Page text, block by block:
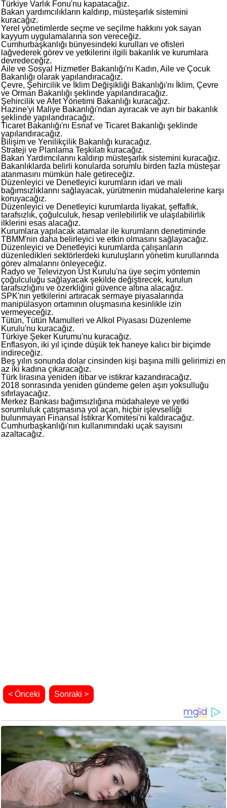
Türkiye Varlık Fonu'nu kapatacağız.
Bakan yardımcılıkların kaldırıp, müsteşarlık sistemini
kuracağız.
Yerel yönetimlerde seçme ve seçilme hakkını yok sayan
kayyum uygulamalarına son vereceğiz.
Cumhurbaşkanlığı bünyesindeki kurulları ve ofisleri
lağvederek görev ve yetkilerini ilgili bakanlık ve kurumlara
devredeceğiz.
Aile ve Sosyal Hizmetler Bakanlığı'nı Kadın, Aile ve Çocuk
Bakanlığı olarak yapılandıracağız.
Çevre, Şehircilik ve İklim Değişikliği Bakanlığı'nı İklim, Çevre
ve Orman Bakanlığı şeklinde yapılandıracağız.
Şehircilik ve Afet Yönetimi Bakanlığı kuracağız.
Hazine'yi Maliye Bakanlığı'ndan ayıracak ve ayrı bir bakanlık
şeklinde yapılandıracağız.
Ticaret Bakanlığı'nı Esnaf ve Ticaret Bakanlığı şeklinde
yapılandıracağız.
Bilişim ve Yenilikçilik Bakanlığı kuracağız.
Strateji ve Planlama Teşkilatı kuracağız.
Bakan Yardımcılarını kaldırıp müsteşarlık sistemini kuracağız.
Bakanlıklarda belirli konularda sorumlu birden fazla müsteşar
atanmasını mümkün hale getireceğiz.
Düzenleyici ve Denetleyici kurumların idari ve mali
bağımsızlıklarını sağlayacak, yürütmenin müdahalelerine karşı
koruyacağız.
Düzenleyici ve Denetleyici kurumlarda liyakat, şeffaflık,
tarafsızlık, çoğulculuk, hesap verilebilirlik ve ulaşılabilirlik
ilklerini esas alacağız.
Kurumlara yapılacak atamalar ile kurumların denetiminde
TBMM'nin daha belirleyici ve etkin olmasını sağlayacağız.
Düzenleyici ve Denetleyici kurumlarda çalışanların
düzenledikleri sektörlerdeki kuruluşların yönetim kurullarında
görev almalarını önleyeceğiz.
Radyo ve Televizyon Üst Kurulu'na üye seçim yöntemin
çoğulculuğu sağlayacak şekilde değiştirecek, kurulun
tarafsızlığını ve özerkliğini güvence altına alacağız.
SPK'nın yetkilerini artıracak sermaye piyasalarında
manipülasyon ortamının oluşmasına kesinlikle izin
vermeyeceğiz.
Tütün, Tütün Mamulleri ve Alkol Piyasası Düzenleme
Kurulu'nu kuracağız.
Türkiye Şeker Kurumu'nu kuracağız.
Enflasyon, iki yıl içinde düşük tek haneye kalıcı bir biçimde
indireceğiz.
Beş yılın sonunda dolar cinsinden kişi başına milli gelirimizi en
az iki kadına çıkaracağız.
Türk lirasına yeniden itibar ve istikrar kazandıracağız.
2018 sonrasında yeniden gündeme gelen aşırı yoksulluğu
sıfırlayacağız.
Merkez Bankası bağımsızlığına müdahaleye ve yetki
sorumluluk çatışmasına yol açan, hiçbir işlevselliği
bulunmayan Finansal İstikrar Komitesi'ni kaldıracağız.
Cumhurbaşkanlığı'nın kullanımındaki uçak sayısını
azaltacağız.
< Önceki Sonraki >